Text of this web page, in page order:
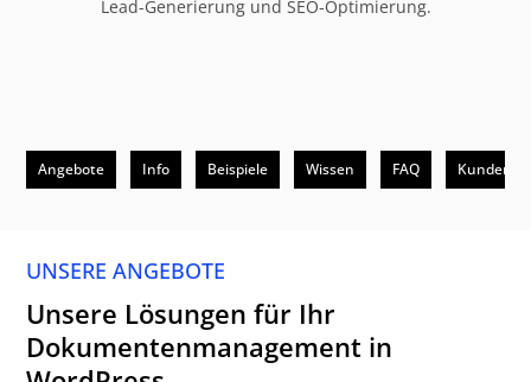
Lead-Generierung und SEO-Optimierung.
Angebote Info Beispiele Wissen FAQ Kunden
UNSERE ANGEBOTE
Unsere Lösungen für Ihr
Dokumentenmanagement in